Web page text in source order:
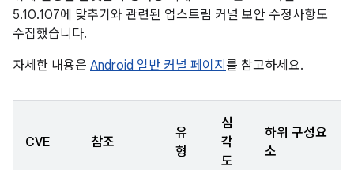
5.10.107에 맞추기와 관련된 업스트림 커널 보안 수정사항도
수집했습니다.
자세한 내용은 Android 일반 커널 페이지 를 참고하세요.
CVE 참조
유
형
심
각
도
하위 구성요
소